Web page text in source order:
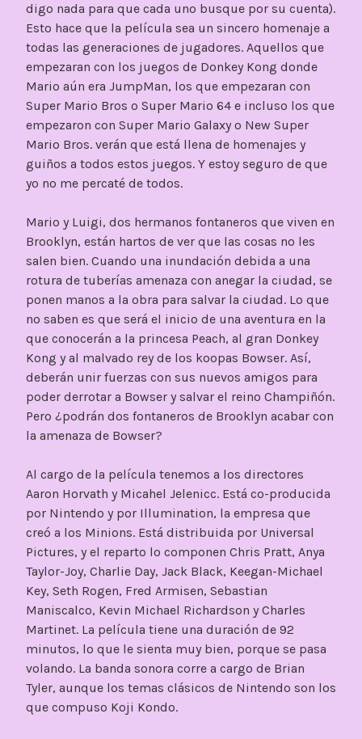
digo nada para que cada uno busque por su cuenta).
Esto hace que la película sea un sincero homenaje a
todas las generaciones de jugadores. Aquellos que
empezaran con los juegos de Donkey Kong donde
Mario aún era JumpMan, los que empezaran con
Super Mario Bros o Super Mario 64 e incluso los que
empezaron con Super Mario Galaxy o New Super
Mario Bros. verán que está llena de homenajes y
guiños a todos estos juegos. Y estoy seguro de que
yo no me percaté de todos.
Mario y Luigi, dos hermanos fontaneros que viven en
Brooklyn, están hartos de ver que las cosas no les
salen bien. Cuando una inundación debida a una
rotura de tuberías amenaza con anegar la ciudad, se
ponen manos a la obra para salvar la ciudad. Lo que
no saben es que será el inicio de una aventura en la
que conocerán a la princesa Peach, al gran Donkey
Kong y al malvado rey de los koopas Bowser. Así,
deberán unir fuerzas con sus nuevos amigos para
poder derrotar a Bowser y salvar el reino Champiñón.
Pero ¿podrán dos fontaneros de Brooklyn acabar con
la amenaza de Bowser?
Al cargo de la película tenemos a los directores
Aaron Horvath y Micahel Jelenicc. Está co-producida
por Nintendo y por Illumination, la empresa que
creó a los Minions. Está distribuida por Universal
Pictures, y el reparto lo componen Chris Pratt, Anya
Taylor-Joy, Charlie Day, Jack Black, Keegan-Michael
Key, Seth Rogen, Fred Armisen, Sebastian
Maniscalco, Kevin Michael Richardson y Charles
Martinet. La película tiene una duración de 92
minutos, lo que le sienta muy bien, porque se pasa
volando. La banda sonora corre a cargo de Brian
Tyler, aunque los temas clásicos de Nintendo son los
que compuso Koji Kondo.